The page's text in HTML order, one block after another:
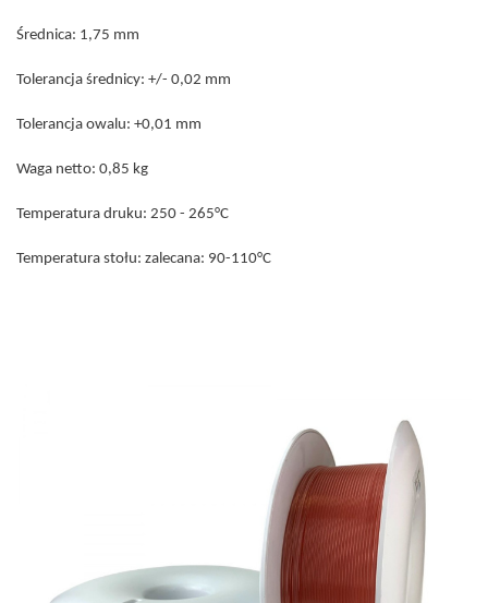
Średnica: 1,75 mm
Tolerancja średnicy: +/- 0,02 mm
Tolerancja owalu: +0,01 mm
Waga netto: 0,85 kg
Temperatura druku: 250 - 265°C
Temperatura stołu: zalecana: 90-110°C